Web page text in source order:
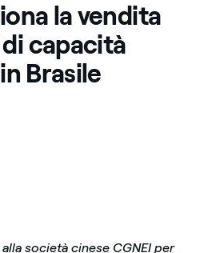
la vendita
capacità
Brasile
società cinese CGNEI per